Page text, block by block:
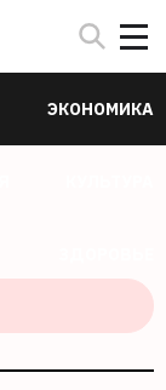
ЭКОНОМИКА